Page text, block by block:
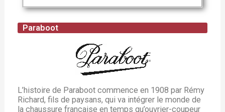
Paraboot
L’histoire de Paraboot commence en 1908 par Rémy
Richard, fils de paysans, qui va intégrer le monde de
la chaussure française en temps qu’ouvrier-coupeur